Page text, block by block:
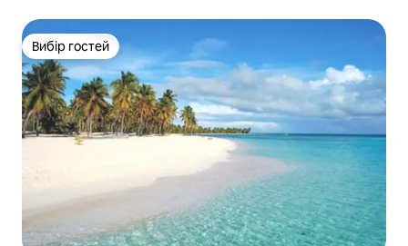
Вибір гостей
Вибір гостей